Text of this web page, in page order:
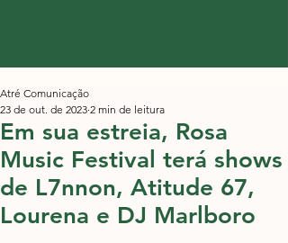
Em sua estreia, Rosa
Music Festival terá shows
de L7nnon, Atitude 67,
Lourena e DJ Marlboro
Atré Comunicação
23 de out. de 2023 2 min de leitura